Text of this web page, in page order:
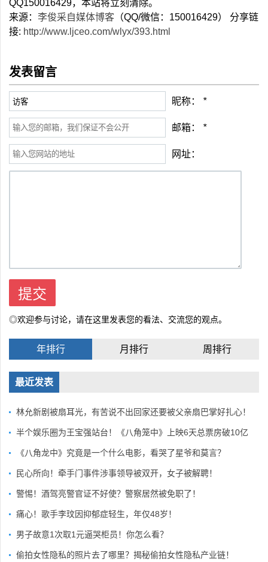
QQ150016429，本站将立刻清除。
来源： 李俊采自媒体博客 （QQ/微信：150016429） 分享链
接: http://www.ljceo.com/wlyx/393.html
发表留言
昵称： *
邮箱： *
网址：
◎欢迎参与讨论，请在这里发表您的看法、交流您的观点。
年排行 月排行 周排行
最近发表
林允新剧被扇耳光，有苦说不出回家还要被父亲扇巴掌好扎心！
半个娱乐圈为王宝强站台！《八角笼中》上映6天总票房破10亿
《八角龙中》究竟是一个什么电影，看哭了星爷和莫言？
民心所向！牵手门事件涉事领导被双开，女子被解聘！
警惕！酒驾亮警官证不好使？警察居然被免职了！
痛心！歌手李玟因抑郁症轻生，年仅48岁！
男子故意1次取1元逼哭柜员！你怎么看？
偷拍女性隐私的照片去了哪里？揭秘偷拍女性隐私产业链！